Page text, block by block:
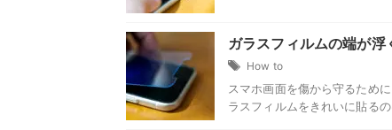
ガラスフィルムの端が
How to
スマホ画面を傷から守るため
ラスフィルムをきれいに貼る